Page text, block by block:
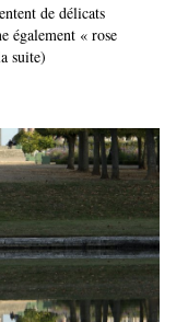
de délicats
également « rose
suite)